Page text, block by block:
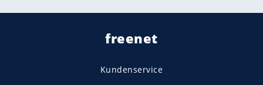
freenet
Kundenservice